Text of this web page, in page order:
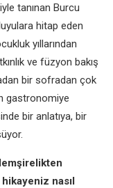
tanınan Burcu
hitap eden
yıllarından
ve füzyon bakış
bir sofradan çok
gastronomiye
bir anlatıya, bir
nasıl